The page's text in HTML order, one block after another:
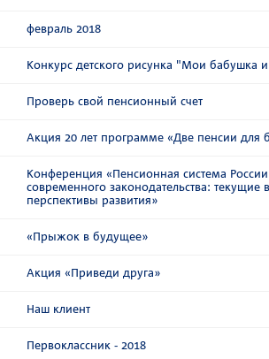
февраль 2018
Конкурс детского рисунка "Мои бабушка
Проверь свой пенсионный счет
Акция 20 лет программе «Две пенсии для
Конференция «Пенсионная система России
современного законодательства: текущие
перспективы развития»
«Прыжок в будущее»
Акция «Приведи друга»
Наш клиент
Первоклассник - 2018